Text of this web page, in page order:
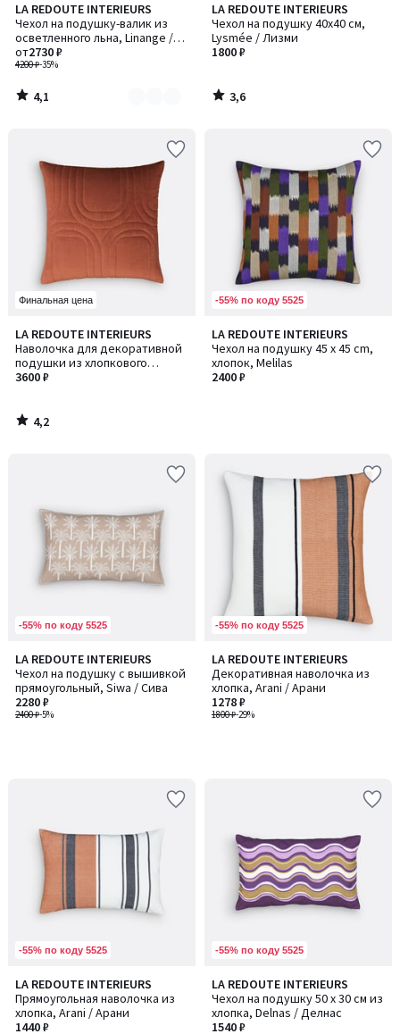
LA REDOUTE INTERIEURS
Чехол на подушку-валик из
осветленного льна, Linange /
Линанж
4200 ₽-35%
от2730 ₽
4,1
/ 5
Количество
цветов:
3
4,1
/
LA REDOUTE INTERIEURS
Чехол на подушку 40x40 см,
Lysmée / Лизми
1800 ₽
3,6
/ 5
3,6
/
Финальная цена
LA REDOUTE INTERIEURS
Наволочка для декоративной
подушки из хлопкового
велюра, 65x65 см, Honorine /
3600 ₽
4,2
/ 5
4,2
/
-55% по коду 5525
LA REDOUTE INTERIEURS
Чехол на подушку 45 x 45 cm,
хлопок, Melilas
2400 ₽
-55% по коду 5525
LA REDOUTE INTERIEURS
Чехол на подушку с вышивкой
прямоугольный, Siwa / Сива
2400 ₽-5%
2280 ₽
-55% по коду 5525
LA REDOUTE INTERIEURS
Декоративная наволочка из
хлопка, Arani / Арани
1800 ₽-29%
1278 ₽
-55% по коду 5525
LA REDOUTE INTERIEURS
Прямоугольная наволочка из
хлопка, Arani / Арани
1440 ₽
-55% по коду 5525
LA REDOUTE INTERIEURS
Чехол на подушку 50 x 30 см из
хлопка, Delnas / Делнас
1540 ₽